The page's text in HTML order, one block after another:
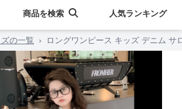
商品を検索 人気ランキング
の一覧 › ロングワンピース キッズ デニム サ